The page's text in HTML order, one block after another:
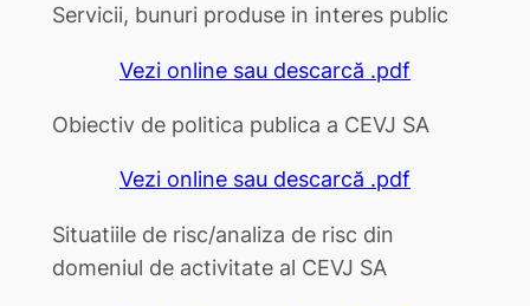
Servicii, bunuri produse in interes public
Vezi online sau descarcă .pdf
Obiectiv de politica publica a CEVJ SA
Vezi online sau descarcă .pdf
Situatiile de risc/analiza de risc din
domeniul de activitate al CEVJ SA